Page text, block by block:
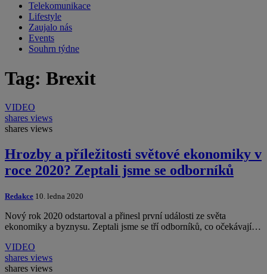
Telekomunikace
Lifestyle
Zaujalo nás
Events
Souhrn týdne
Tag: Brexit
VIDEO
shares views
shares views
Hrozby a příležitosti světové ekonomiky v
roce 2020? Zeptali jsme se odborníků
Redakce 10. ledna 2020
Nový rok 2020 odstartoval a přinesl první události ze světa
ekonomiky a byznysu. Zeptali jsme se tří odborníků, co očekávají…
VIDEO
shares views
shares views